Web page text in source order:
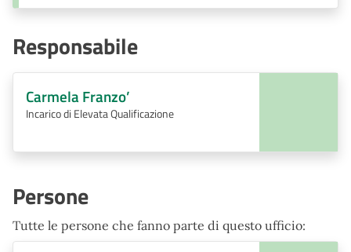
Responsabile
Carmela Franzo’
Incarico di Elevata Qualificazione
Persone
Tutte le persone che fanno parte di questo ufficio: